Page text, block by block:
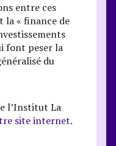
entre ces
la « finance de
font peser la
du
l’Institut La
site internet.